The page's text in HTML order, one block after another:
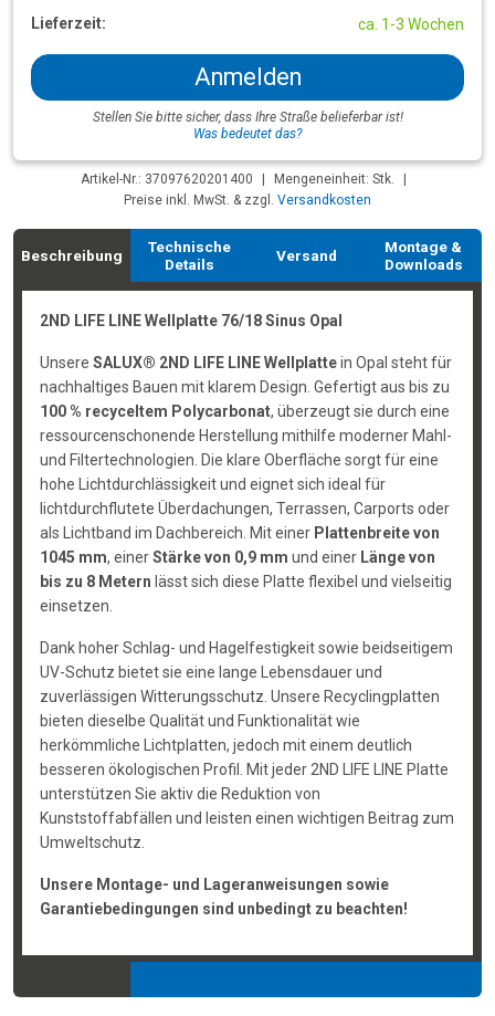
Lieferzeit: ca. 1-3 Wochen
Anmelden
Stellen Sie bitte sicher, dass Ihre Straße belieferbar ist!
Was bedeutet das?
Artikel-Nr.: 37097620201400 | Mengeneinheit: Stk.
|
Preise inkl. MwSt. & zzgl. Versandkosten
Beschreibung
Technische
Details
Versand
Montage &
Downloads
2ND LIFE LINE Wellplatte 76/18 Sinus Opal
Unsere SALUX® 2ND LIFE LINE Wellplattein Opal steht für
nachhaltiges Bauen mit klarem Design. Gefertigt aus bis zu
100 % recyceltem Polycarbonat, überzeugt sie durch eine
ressourcenschonende Herstellung mithilfe moderner Mahl-
und Filtertechnologien. Die klare Oberfläche sorgt für eine
hohe Lichtdurchlässigkeit und eignet sich ideal für
lichtdurchflutete Überdachungen, Terrassen, Carports oder
als Lichtband im Dachbereich. Mit einer Plattenbreite von
1045 mm, einerStärke von 0,9 mm und einer Länge von
bis zu 8 Metern lässt sich diese Platte flexibel und vielseitig
einsetzen.
Dank hoher Schlag- und Hagelfestigkeit sowie beidseitigem
UV-Schutz bietet sie eine lange Lebensdauer und
zuverlässigen Witterungsschutz. Unsere Recyclingplatten
bieten dieselbe Qualität und Funktionalität wie
herkömmliche Lichtplatten, jedoch mit einem deutlich
besseren ökologischen Profil. Mit jeder 2ND LIFE LINE Platte
unterstützen Sie aktiv die Reduktion von
Kunststoffabfällen und leisten einen wichtigen Beitrag zum
Umweltschutz.
Unsere Montage- und Lageranweisungen sowie
Garantiebedingungen sind unbedingt zu beachten!